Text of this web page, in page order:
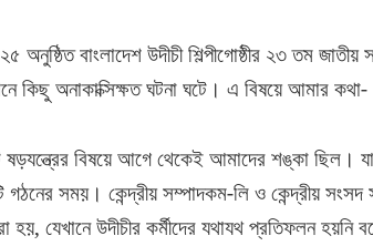
বাংলাদেশ ‍উদীচী শিল্পীগোষ্ঠীর ২৩ তম জাতীয়
কিছু অনাকাক্সিক্ষত ঘটনা ঘটে। এ বিষয়ে আমার কথা-
ষড়যন্ত্রের বিষয়ে আগে থেকেই আমাদের শঙ্কা ছিল।
গঠনের সময়। কেন্দ্রীয় সম্পাদকম-লি ও কেন্দ্রীয়
হয়, যেখানে উদীচীর কর্মীদের যথাযথ প্রতিফলন হয়নি